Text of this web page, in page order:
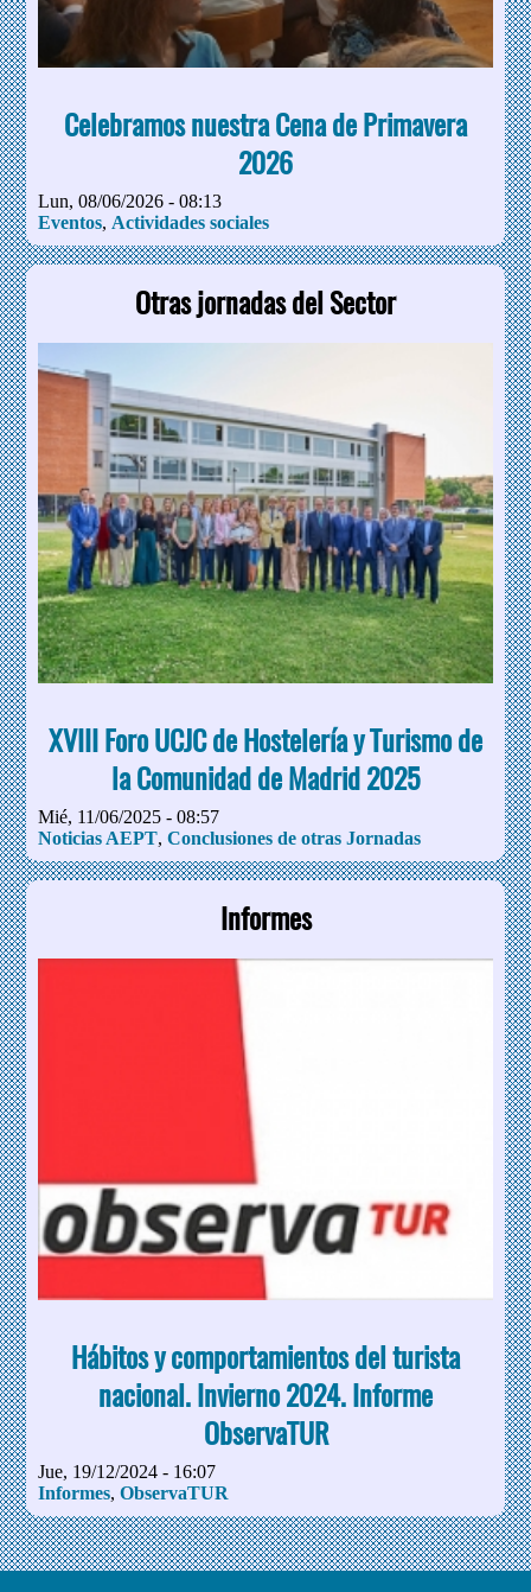
Celebramos nuestra Cena de Primavera
2026
Lun, 08/06/2026 - 08:13
Eventos, Actividades sociales
Otras jornadas del Sector
XVIII Foro UCJC de Hostelería y Turismo de
la Comunidad de Madrid 2025
Mié, 11/06/2025 - 08:57
Noticias AEPT,Conclusiones de otras Jornadas
Informes
Hábitos y comportamientos del turista
nacional. Invierno 2024. Informe
ObservaTUR
Jue, 19/12/2024 - 16:07
Informes,ObservaTUR